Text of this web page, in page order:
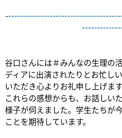
-
谷口さんには＃みんなの生理の
ディアに出演されたりとお忙し
いただき心よりお礼申し上げます
これらの感想からも、お話しい
様子が伺えました。学生たちが
ことを期待しています。